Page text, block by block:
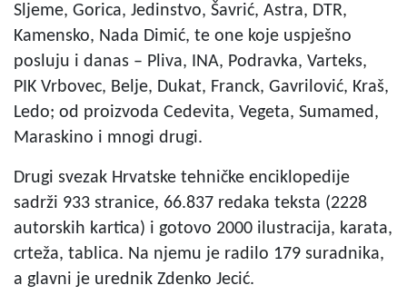
Sljeme, Gorica, Jedinstvo, Šavrić, Astra, DTR,
Kamensko, Nada Dimić, te one koje uspješno
posluju i danas – Pliva, INA, Podravka, Varteks,
PIK Vrbovec, Belje, Dukat, Franck, Gavrilović, Kraš,
Ledo; od proizvoda Cedevita, Vegeta, Sumamed,
Maraskino i mnogi drugi.
Drugi svezak Hrvatske tehničke enciklopedije
sadrži 933 stranice, 66.837 redaka teksta (2228
autorskih kartica) i gotovo 2000 ilustracija, karata,
crteža, tablica. Na njemu je radilo 179 suradnika,
a glavni je urednik Zdenko Jecić.